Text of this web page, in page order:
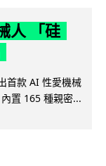
人 「硅
首款 AI 性愛機械
置 165 種親密...